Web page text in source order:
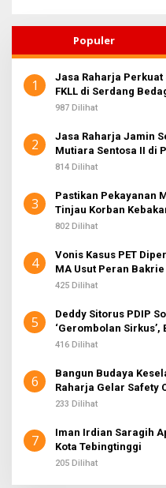
Populer
1
Jasa Raharja
FKLL di Serdang
987 Dilihat
2
Jasa Raharja Jamin
Mutiara Sentosa II di
814 Dilihat
3
Pastikan Pekayanan
Tinjau Korban
802 Dilihat
4
Vonis Kasus PET
MA Usut Peran
425 Dilihat
5
Deddy Sitorus PDIP
‘Gerombolan
Sufmi Dasco Ahmad
416 Dilihat
6
Bangun Budaya
Raharja Gelar Safety
Industri
233 Dilihat
7
Iman Irdian Saragih
Kota Tebingtinggi
205 Dilihat